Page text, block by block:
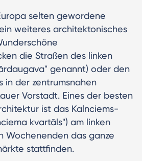
selten gewordene
weiteres architektonisches
die Straßen des linken
genannt) oder den
in der zentrumsnahen
Vorstadt. Eines der besten
ist das Kalnciems-
kvartāls") am linken
Wochenenden das ganze
stattfinden.